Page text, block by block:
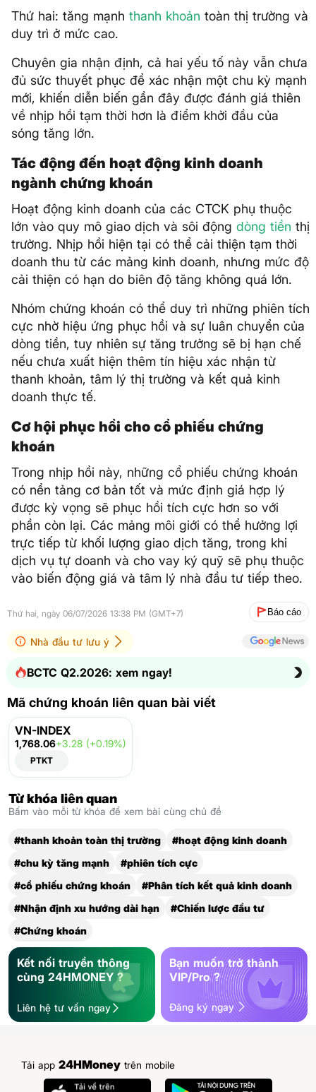
Thứ hai: tăng mạnh thanh khoản toàn thị trường và
duy trì ở mức cao.
Chuyên gia nhận định, cả hai yếu tố này vẫn chưa
đủ sức thuyết phục để xác nhận một chu kỳ mạnh
mới, khiến diễn biến gần đây được đánh giá thiên
về nhịp hồi tạm thời hơn là điểm khởi đầu của
sóng tăng lớn.
Tác động đến hoạt động kinh doanh
ngành chứng khoán
Hoạt động kinh doanh của các CTCK phụ thuộc
lớn vào quy mô giao dịch và sôi động dòng tiền thị
trường. Nhịp hồi hiện tại có thể cải thiện tạm thời
doanh thu từ các mảng kinh doanh, nhưng mức độ
cải thiện có hạn do biên độ tăng không quá lớn.
Nhóm chứng khoán có thể duy trì những phiên tích
cực nhờ hiệu ứng phục hồi và sự luân chuyển của
dòng tiền, tuy nhiên sự tăng trưởng sẽ bị hạn chế
nếu chưa xuất hiện thêm tín hiệu xác nhận từ
thanh khoản, tâm lý thị trường và kết quả kinh
doanh thực tế.
Cơ hội phục hồi cho cổ phiếu chứng
khoán
Trong nhịp hồi này, những cổ phiếu chứng khoán
có nền tảng cơ bản tốt và mức định giá hợp lý
được kỳ vọng sẽ phục hồi tích cực hơn so với
phần còn lại. Các mảng môi giới có thể hưởng lợi
trực tiếp từ khối lượng giao dịch tăng, trong khi
dịch vụ tự doanh và cho vay ký quỹ sẽ phụ thuộc
vào biến động giá và tâm lý nhà đầu tư tiếp theo.
Thứ hai, ngày 06/07/2026 13:38 PM (GMT+7) Báo cáo
Nhà đầu tư lưu ý
BCTC Q2.2026: xem ngay!
Mã chứng khoán liên quan bài viết
VN-INDEX
1,768.06+3.28 (+0.19%)
PTKT
Từ khóa liên quan
Bấm vào mỗi từ khóa để xem bài cùng chủ đề
#thanh khoản toàn thị trường
#hoạt động kinh doanh
#chu kỳ tăng mạnh
#phiên tích cực
#cổ phiếu chứng khoán
#Phân tích kết quả kinh doanh
#Nhận định xu hướng dài hạn
#Chiến lược đầu tư
#Chứng khoán
Kết nối truyền thông
cùng 24HMONEY ?
Liên hệ tư vấn ngay
Bạn muốn trở thành
VIP/Pro ?
Đăng ký ngay
Tải app 24HMoney trên mobile